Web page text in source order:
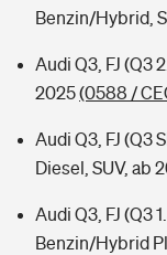
Benzin/Hybrid,
Audi Q3, FJ (Q3
2025(0588 /
Audi Q3, FJ (Q3
Diesel, SUV, ab
Audi Q3, FJ (Q3
Benzin/Hybrid